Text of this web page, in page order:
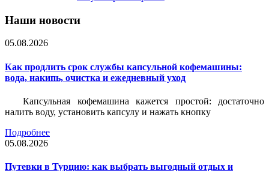
Наши новости
05.08.2026
Как продлить срок службы капсульной кофемашины:
вода, накипь, очистка и ежедневный уход
Капсульная кофемашина кажется простой: достаточно
налить воду, установить капсулу и нажать кнопку
Подробнее
05.08.2026
Путевки в Турцию: как выбрать выгодный отдых и